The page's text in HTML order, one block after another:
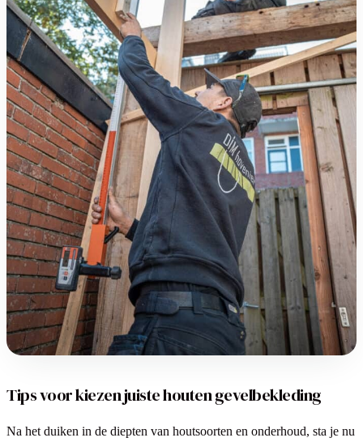
Tips voor kiezen juiste houten gevelbekleding
Na het duiken in de diepten van houtsoorten en onderhoud, sta je nu